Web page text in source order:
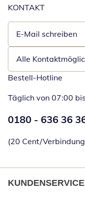
KONTAKT
E-Mail schreiben
Öffnet E-Mail-Client
Alle
Bestell-Hotline
Täglich von 07:00
Telefonnummer:
0180 - 636 36
(20 Cent/
KUNDENSERVICE